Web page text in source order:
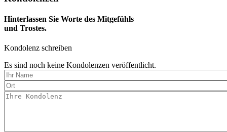
Hinterlassen Sie Worte des Mitgefühls
und Trostes.
Kondolenz schreiben
Es sind noch keine Kondolenzen veröffentlicht.